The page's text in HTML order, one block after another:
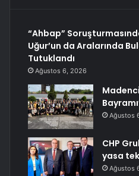
“Ahbap”
Uğur’un da Aralarında
Tutuklandı
Ağustos 6, 2026
Ağustos
CHP
yasa
Ağustos